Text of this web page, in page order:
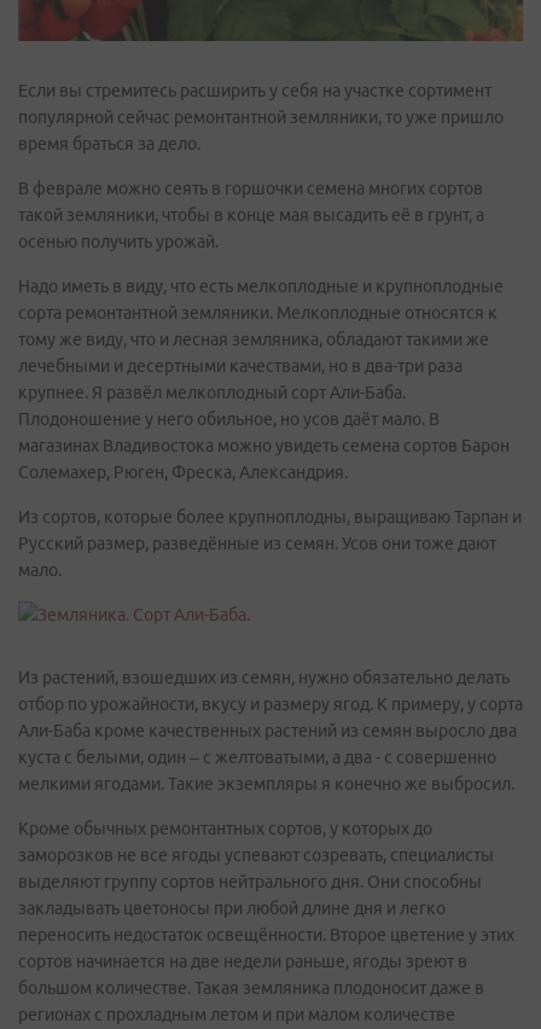
Если вы стремитесь расширить у себя на участке сортимент
популярной сейчас ремонтантной земляники, то уже пришло
время браться за дело.
В феврале можно сеять в горшочки семена многих сортов
такой земляники, чтобы в конце мая высадить её в грунт, а
осенью получить урожай.
Надо иметь в виду, что есть мелкоплодные и крупноплодные
сорта ремонтантной земляники. Мелкоплодные относятся к
тому же виду, что и лесная земляника, обладают такими же
лечебными и десертными качествами, но в два-три раза
крупнее. Я развёл мелкоплодный сорт Али-Баба.
Плодоношение у него обильное, но усов даёт мало. В
магазинах Владивостока можно увидеть семена сортов Барон
Солемахер, Рюген, Фреска, Александрия.
Из сортов, которые более крупноплодны, выращиваю Тарпан и
Русский размер, разведённые из семян. Усов они тоже дают
мало.
Из растений, взошедших из семян, нужно обязательно делать
отбор по урожайности, вкусу и размеру ягод. К примеру, у сорта
Али-Баба кроме качественных растений из семян выросло два
куста с белыми, один – с желтоватыми, а два - с совершенно
мелкими ягодами. Такие экземпляры я конечно же выбросил.
Кроме обычных ремонтантных сортов, у которых до
заморозков не все ягоды успевают созревать, специалисты
выделяют группу сортов нейтрального дня. Они способны
закладывать цветоносы при любой длине дня и легко
переносить недостаток освещённости. Второе цветение у этих
сортов начинается на две недели раньше, ягоды зреют в
большом количестве. Такая земляника плодоносит даже в
регионах с прохладным летом и при малом количестве